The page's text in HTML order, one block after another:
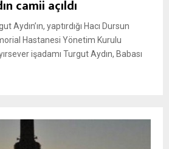
camii açıldı
Aydın’ın, yaptırdığı Hacı Dursun
Hastanesi Yönetim Kurulu
işadamı Turgut Aydın, Babası